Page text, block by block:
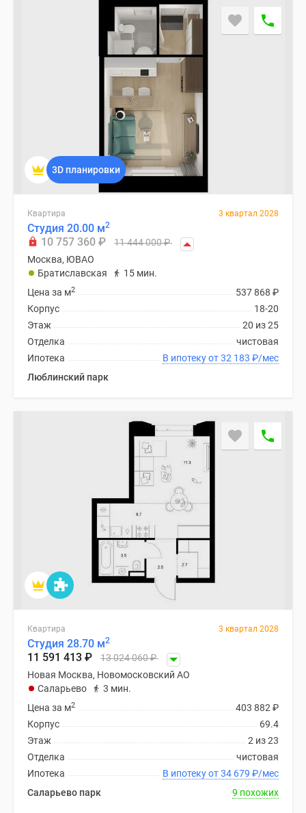
3D планировки
Квартира 3 квартал 2028
Студия 20.00 м2
10 757 360 ₽ 11 444 000₽
Москва, ЮВАО
Братиславская
15 мин.
537 868 ₽
Цена за м2
18-20
Корпус
20 из 25
Этаж
чистовая
Отделка
В ипотеку от 32 183 ₽/мес
Ипотека
Люблинский парк
Квартира 3 квартал 2028
Студия 28.70 м2
11 591 413 ₽ 13 024 060₽
Новая Москва, Новомосковский АО
Саларьево
3 мин.
403 882 ₽
Цена за м2
69.4
Корпус
2 из 23
Этаж
чистовая
Отделка
В ипотеку от 34 679 ₽/мес
Ипотека
Саларьево парк
9 похожих